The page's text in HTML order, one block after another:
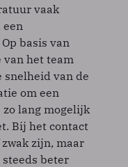
vaak
een
basis van
van het team
van de
om een
lang mogelijk
Bij het contact
zijn, maar
steeds beter